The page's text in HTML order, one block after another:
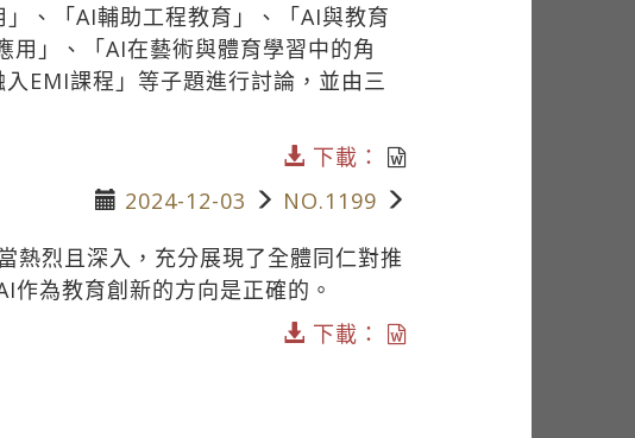
、「AI輔助工程教育」、「AI與教育
」、「AI在藝術與體育學習中的角
EMI課程」等子題進行討論，並由三
下載：
2024-12-03 NO.1199
熱烈且深入，充分展現了全體同仁對推
為教育創新的方向是正確的。
下載：